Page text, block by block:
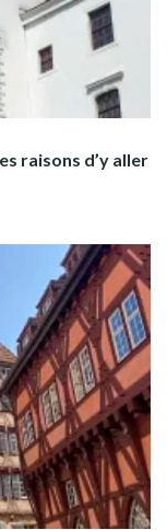
raisons d’y aller